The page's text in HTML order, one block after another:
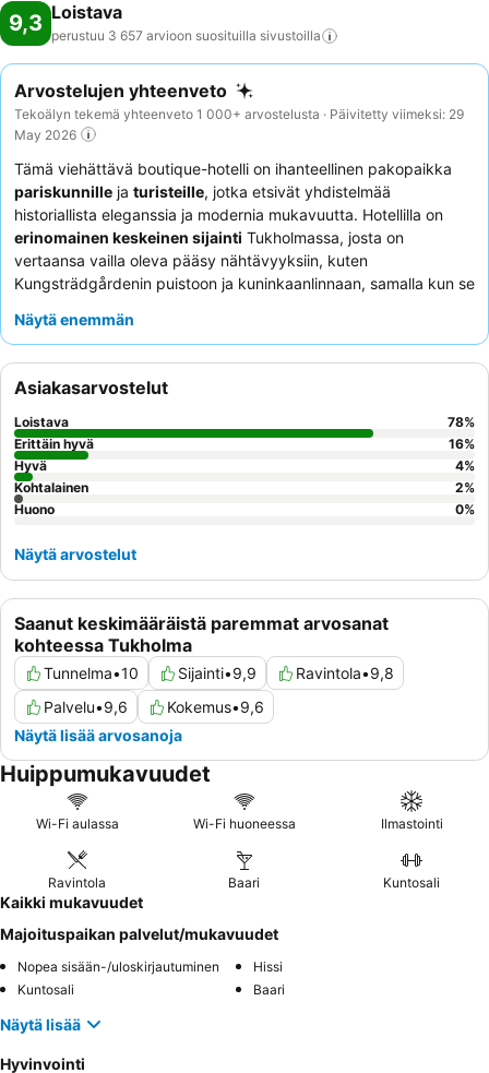
9,3 Loistava
perustuu 3 657 arvioon suosituilla sivustoilla
Arvostelujen yhteenveto
Tekoälyn tekemä yhteenveto 1 000+ arvostelusta · Päivitetty viimeksi: 29
May 2026
Tämä viehättävä boutique-hotelli on ihanteellinen pakopaikka
pariskunnille ja turisteille, jotka etsivät yhdistelmää
historiallista eleganssia ja modernia mukavuutta. Hotellilla on
erinomainen keskeinen sijainti Tukholmassa, josta on
vertaansa vailla oleva pääsy nähtävyyksiin, kuten
Kungsträdgårdenin puistoon ja kuninkaanlinnaan, samalla kun se
taidokkaita metallitöitä, portaikkoja, kattokruunuja ja
rentoutumiselle. Vieraat kehuvat jatkuvasti
ammattitaitoista henkilökuntaa
aamiaisbuffetia, usein korostaen tuoreita kardemumma- ja
kanelipullia. Todella ikimuistoisen kokemuksen saamiseksi
harkitse huoneen varaamista
saadaksesi poikkeukselliset kaupunkinäkymät.
Näytä enemmän
Saanut keskimääräistä paremmat arvosanat
kohteessa Tukholma
Tunnelma•10 Sijainti•9,9 Ravintola•9,8
Palvelu•9,6 Kokemus•9,6
Näytä lisää arvosanoja
Asiakasarvostelut
Loistava 78%
Erittäin hyvä
16%
Hyvä
4%
Kohtalainen
2%
Huono
0%
Näytä arvostelut
Huippumukavuudet
Wi-Fi aulassa Wi-Fi huoneessa Ilmastointi
Ravintola Baari Kuntosali
Kaikki mukavuudet
Majoituspaikan palvelut/mukavuudet
Nopea sisään-/uloskirjautuminen
Hissi
Kuntosali
Baari
Näytä lisää
Hyvinvointi